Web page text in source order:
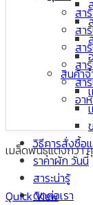
สินค้าจ
วิธีการสั่งซื้อ
ราคาผัก วันนี้
สาระน่ารู้
ติดต่อเรา
สา
สา
สา
สา
สา
อา
เมล็ดพันธุ์แตงกวา
Quick View